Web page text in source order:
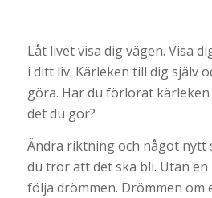
Låt livet visa dig vägen. Visa
i ditt liv. Kärleken till dig själv
göra. Har du förlorat
det du gör?
Ändra riktning och något nytt
du tror att det ska bli. Utan
följa drömmen. Drömmen om